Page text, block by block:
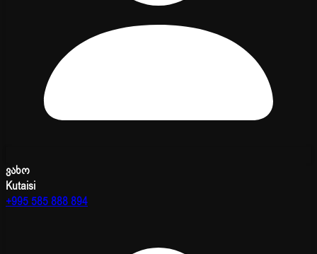
ვახო
Kutaisi
+995 585 888 894